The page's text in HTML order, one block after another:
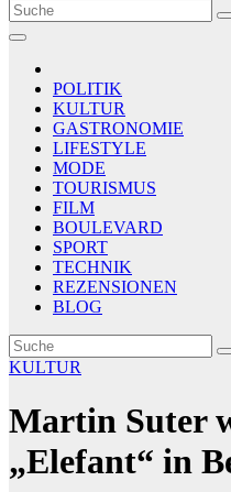
Le Matin
AGENCE DE PRESSE
POLITIK
KULTUR
GASTRONOMIE
LIFESTYLE
MODE
TOURISMUS
FILM
BOULEVARD
SPORT
TECHNIK
REZENSIONEN
BLOG
KULTUR
Martin Suter
„Elefant“ in